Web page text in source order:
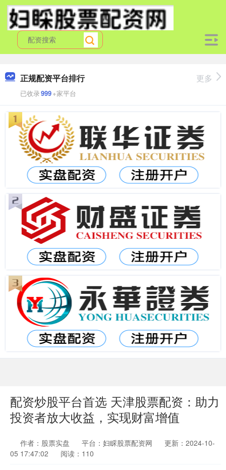
正规配资平台排行
已收录999+家平台
更多
配资炒股平台首选 天津股票配资：助力
投资者放大收益，实现财富增值
作者：股票实盘 平台：妇睬股票配资网
更新：2024-10-
05 17:47:02
阅读：110